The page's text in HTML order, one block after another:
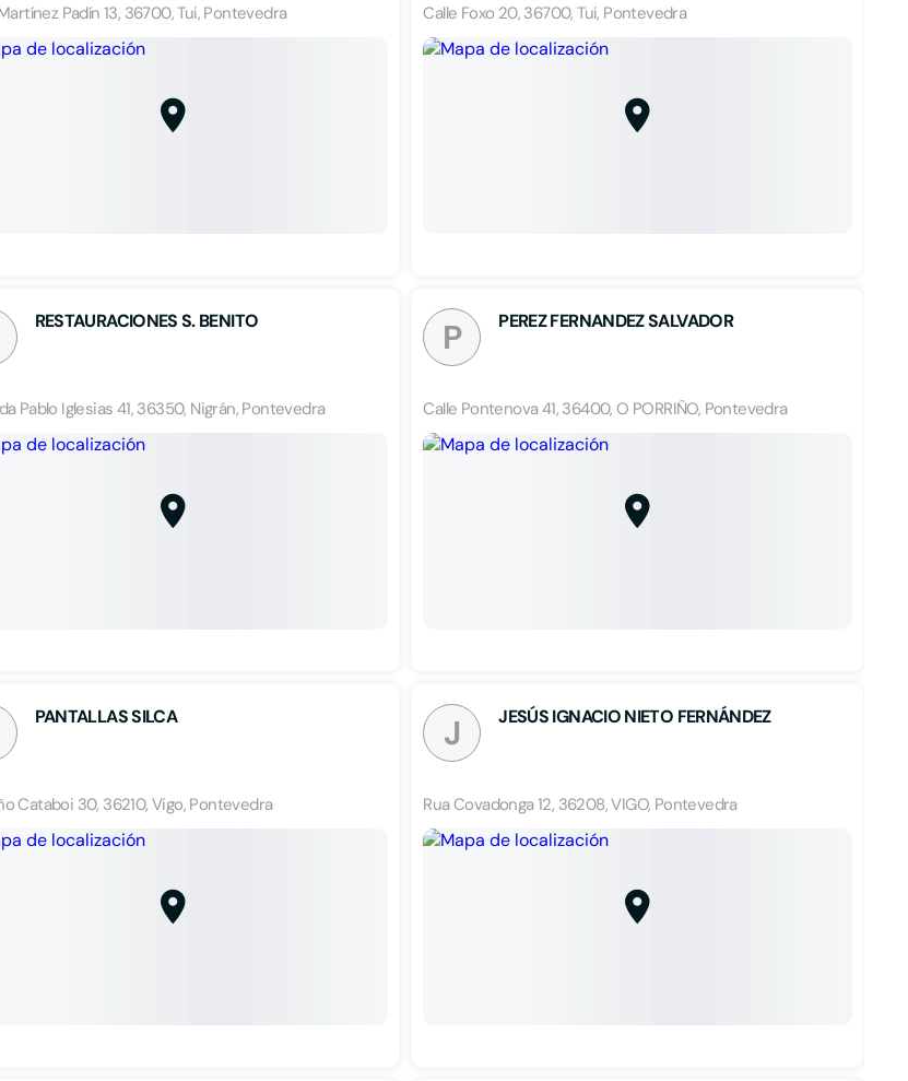
Padín 13, 36700, Tui, Pontevedra Calle Foxo 20, 36700, Tui, Pontevedra
RESTAURACIONES S. BENITO
Pablo Iglesias 41, 36350, Nigrán, Pontevedra
P PEREZ FERNANDEZ SALVADOR
Calle Pontenova 41, 36400, O PORRIÑO, Pontevedra
PANTALLAS SILCA
Cataboi 30, 36210, Vigo, Pontevedra
J JESÚS IGNACIO NIETO FERNÁNDEZ
Rua Covadonga 12, 36208, VIGO, Pontevedra